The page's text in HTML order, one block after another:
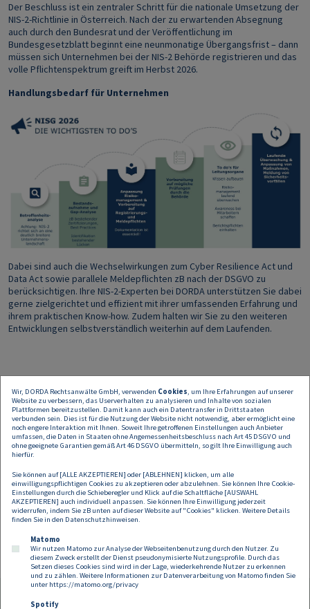
Der Beschluss ist ein zentraler Schritt für die nationale Umsetzung der
NIS-2-Richtlinie in Österreich. Nach der zu erwartenden Absegnung
auch durch den Bundesrat und der Veröffentlichung im
Bundesgesetzblatt beginnt eine neunmonatige Übergangsfrist – dann
müssen sich Unternehmen bei der NIS-2 Behörde registrieren und das
volle Pflichtenspektrum greift im Herbst 2026.
Handlungsbedarf für Unternehmen
Dabei sind auch die Wechselwirkungen zum Cyber Resilience Act und
Data Act sowie parallele Meldepflichten zB nach der DSGVO zu
berücksichtigen. Ihre NIS-2-Experten bei DORDA unterstützen Sie dabei
gerne zielgerichtet und effizient mit ihrer umfassenden Erfahrung und
ihrem praktischen Know-how. Zudem halten wir Sie zu den weiteren
Entwicklungen selbstverständlich weiterhin auf dem Laufenden.
Wir, DORDA Rechtsanwälte GmbH, verwenden Cookies, um Ihre Erfahrungen auf unserer
Website zu verbessern, das Userverhalten zu analysieren und Inhalte von sozialen
Plattformen bereitzustellen. Damit kann auch ein Datentransfer in Drittstaaten
verbunden sein. Dies ist für die Nutzung der Website nicht notwendig, aber ermöglicht eine
noch engere Interaktion mit Ihnen. Soweit Ihre getroffenen Einstellungen auch Anbieter
umfassen, die Daten in Staaten ohne Angemessenheitsbeschluss nach Art 45 DSGVO und
ohne geeignete Garantien gemäß Art 46 DSGVO übermitteln, so gilt Ihre Einwilligung auch
hierfür.
Sie können auf [ALLE AKZEPTIEREN] oder [ABLEHNEN] klicken, um alle
einwilligungspflichtigen Cookies zu akzeptieren oder abzulehnen. Sie können Ihre Cookie-
Einstellungen durch die Schieberegler und Klick auf die Schaltfläche [AUSWAHL
AKZEPTIEREN] auch individuell anpassen. Sie können Ihre Einwilligung jederzeit
widerrufen, indem Sie zB unten auf dieser Website auf "Cookies" klicken. Weitere Details
finden Sie in den Datenschutzhinweisen.
Matomo
Wir nutzen Matomo zur Analyse der Webseitenbenutzung durch den Nutzer. Zu
diesem Zweck erstellt der Dienst pseudonymisierte Nutzungsprofile. Durch das
Setzen dieses Cookies sind wird in der Lage, wiederkehrende Nutzer zu erkennen
und zu zählen. Weitere Informationen zur Datenverarbeitung von Matomo finden Sie
unter https://matomo.org/privacy
Spotify